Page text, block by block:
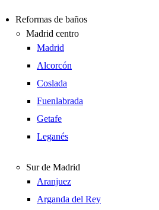
Reformas de baños
Madrid centro
Madrid
Alcorcón
Coslada
Fuenlabrada
Getafe
Leganés
Sur de Madrid
Aranjuez
Arganda del Rey